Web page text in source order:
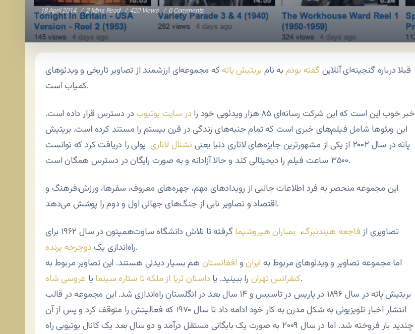
18 April 2014 2 Mins Read 420 Views 0 Comments
قبلا درباره گنجینه‌ای آنلاین گفته بودم به نام بریتیش پاتهکه مجموعه‌ای ارزشمند از تصاویر تاریخی و ویدئوهای
کمیاب است.
خبر خوب این است که این شرکت رسانه‌ای ۸۵ هزار ویدئویی خود را در سایت یوتیوبدر دسترس قرار داده است.
این ویئوها شامل فیلم‌های خبری است که تمام جنبه‌های زندگی در قرن بیستم را مستند کرده است. بریتیش
پاته در سال ۲۰۰۲ از یکی از مشهورترین جایزه‌های لاتاری دنیا یعنی
نشنال لاتاریپولی را دریافت کرد که توانست
۳۵۰۰ ساعت فیلم را دیحیتالی کند و حالا آزادانه و به صورت رایگان در دسترس همگان است.
این مجموعه منحصر به فرد اطلاعات جالبی از رویدادهای مهم، چهره‌های معروف، سفرها، ورزش،فرهنگ و
اقتصاد و تصاویر نابی از جنگ‌های جهانی اول و دوم را پوشش می‌دهد.
تصاویری از فاجعه هیندنبرگ، بمباران هیروشیما
گرفته تا تلاش دانشگاه ساوت‌همپتون در سال ۱۹۶۲ برای
راه‌اندازی یکدوچرخه پرنده
.
اما مجموعه تصاویر و ویدئوهای مربوط به ایرانو افغانستان هم بسیار دیدنی هستند. این تصاویر مربوط به
کنفرانس تهران را ببینید. یا داستان ثریا از ملکه تا ستاره سینما یا عروسی شاه
.
بریتیش پاته در سال ۱۸۹۶ در پاریس در تاسیس و ۱۴ سال بعد در انگلستان راه‌اندازی شد. این مجموعه در قالب
انتشار اخبار تلویزیونی به شکل مدرن به کار خود ادامه داد تا سال ۱۹۷۰ که فعالیتش را متوقف کرد و پس از آن
چندید بار فروخته شد. اما در سال ۲۰۰۹ به صورت یک بایگانی مستقل درآمد و دو سال بعد یک کانال یوتیوبی راه